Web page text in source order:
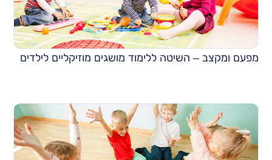
מפעם ומקצב – השיטה ללימוד מושגים מוזיקליים לילדים